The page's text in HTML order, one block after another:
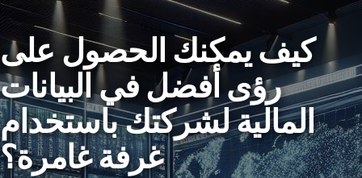
كيف يمكنك الحصول على
رؤى أفضل في البيانات
المالية لشركتك باستخدام
غرفة غامرة؟